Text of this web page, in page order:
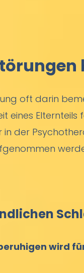
oft darin
eines
in der
wird